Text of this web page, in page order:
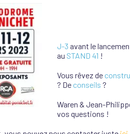
J-3 avant le
au STAND 41 !
Vous rêvez de
? De conseils ?
Waren & Jean-
vos questions !